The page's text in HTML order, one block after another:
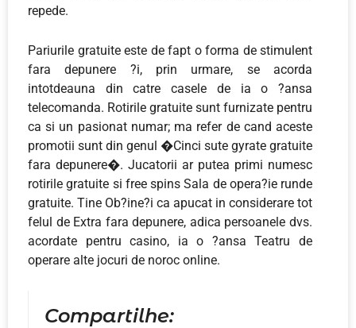
repede.
Pariurile gratuite este de fapt o forma de stimulent
fara depunere ?i, prin urmare, se acorda
intotdeauna din catre casele de ia o ?ansa
telecomanda. Rotirile gratuite sunt furnizate pentru
ca si un pasionat numar; ma refer de cand aceste
promotii sunt din genul �Cinci sute gyrate gratuite
fara depunere�. Jucatorii ar putea primi numesc
rotirile gratuite si free spins Sala de opera?ie runde
gratuite. Tine Ob?ine?i ca apucat in considerare tot
felul de Extra fara depunere, adica persoanele dvs.
acordate pentru casino, ia o ?ansa Teatru de
operare alte jocuri de noroc online.
Compartilhe: